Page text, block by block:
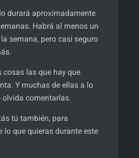
durará aproximadamente
Habrá al menos un
semana, pero casi seguro
cosas las que hay que
Y muchas de ellas a lo
olvida comentarlas.
tú también, para
lo que quieras durante este